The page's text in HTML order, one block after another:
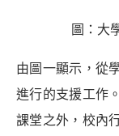
圖：大
由圖一顯示，從
進行的支援工作
課堂之外，校內